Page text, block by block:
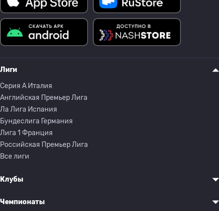
Лиги
Серия A Италия
Английская Премьер Лига
Ла Лига Испания
Бундеслига Германия
Лига 1 Франция
Российская Премьер Лига
Все лиги
Клубы
Чемпионаты